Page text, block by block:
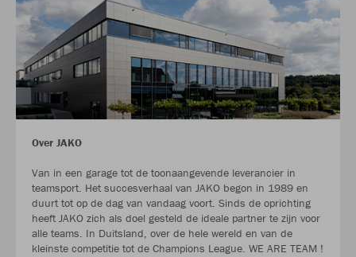
Over JAKO
Van in een garage tot de toonaangevende leverancier in
teamsport. Het succesverhaal van JAKO begon in 1989 en
duurt tot op de dag van vandaag voort. Sinds de oprichting
heeft JAKO zich als doel gesteld de ideale partner te zijn voor
alle teams. In Duitsland, over de hele wereld en van de
kleinste competitie tot de Champions League. WE ARE TEAM !